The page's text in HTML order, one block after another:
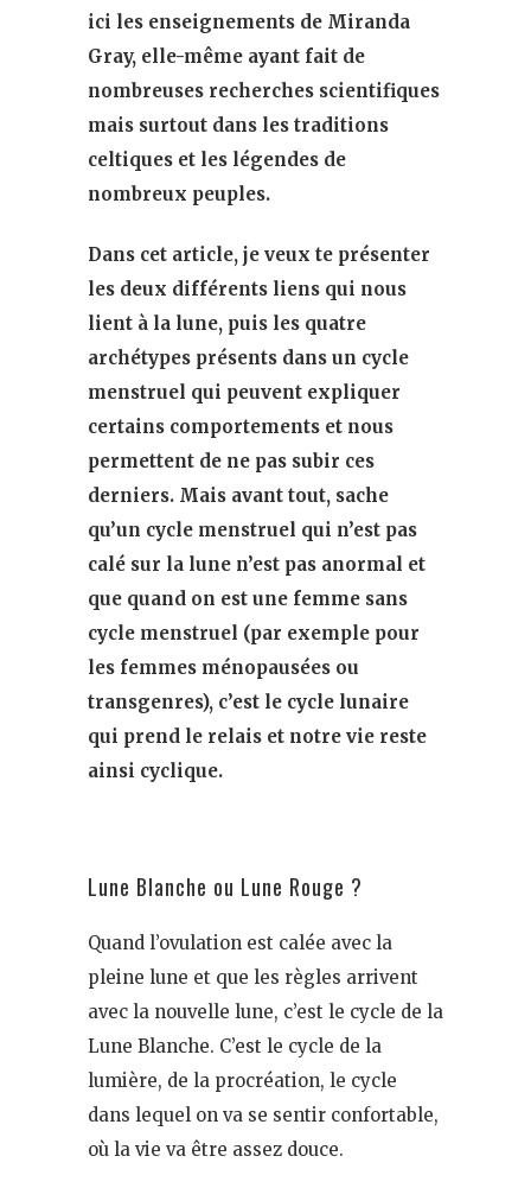
ici les enseignements de Miranda
Gray, elle-même ayant fait de
nombreuses recherches scientifiques
mais surtout dans les traditions
celtiques et les légendes de
nombreux peuples.
Dans cet article, je veux te présenter
les deux différents liens qui nous
lient à la lune, puis les quatre
archétypes présents dans un cycle
menstruel qui peuvent expliquer
certains comportements et nous
permettent de ne pas subir ces
derniers. Mais avant tout, sache
qu’un cycle menstruel qui n’est pas
calé sur la lune n’est pas anormal et
que quand on est une femme sans
cycle menstruel (par exemple pour
les femmes ménopausées ou
transgenres), c’est le cycle lunaire
qui prend le relais et notre vie reste
ainsi cyclique.
Lune Blanche ou Lune Rouge ?
Quand l’ovulation est calée avec la
pleine lune et que les règles arrivent
avec la nouvelle lune, c’est le cycle de la
Lune Blanche. C’est le cycle de la
lumière, de la procréation, le cycle
dans lequel on va se sentir confortable,
où la vie va être assez douce.